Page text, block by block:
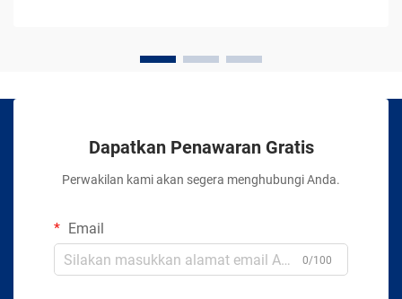
Dapatkan Penawaran Gratis
Perwakilan kami akan segera menghubungi Anda.
Email
0/100